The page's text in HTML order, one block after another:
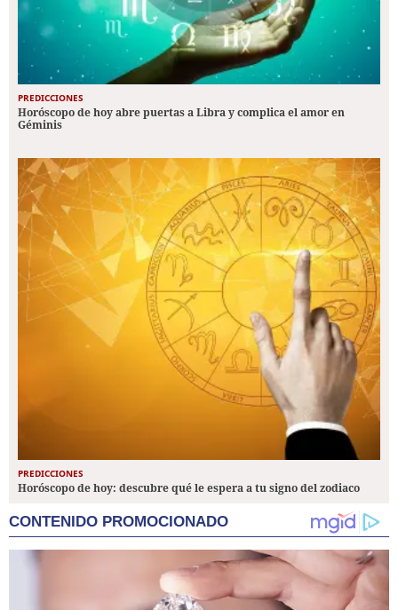
PREDICCIONES
Horóscopo de hoy abre puertas a Libra y complica el amor en
Géminis
PREDICCIONES
Horóscopo de hoy: descubre qué le espera a tu signo del zodiaco
CONTENIDO PROMOCIONADO